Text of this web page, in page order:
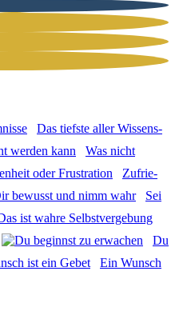
Das tiefs­te aller Wis­sens­
Was nicht
Zufrie­
Sei
Du
Ein Wunsch